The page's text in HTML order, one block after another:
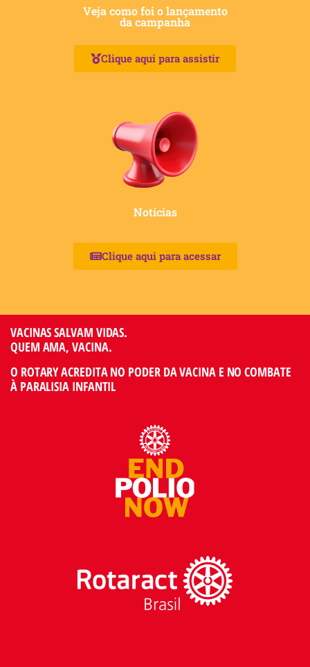
Veja como foi o lançamento
da campanha
Clique aqui para assistir
Notícias
Clique aqui para acessar
VACINAS SALVAM VIDAS.
QUEM AMA, VACINA.
O ROTARY ACREDITA NO PODER DA VACINA E NO COMBATE
À PARALISIA INFANTIL